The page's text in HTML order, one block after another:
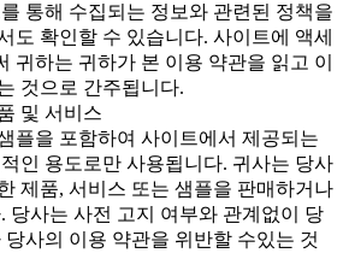
통해 수집되는 정보와 관련된 정책을
도 확인할 수 있습니다. 사이트에 액세
귀하는 귀하가 본 이용 약관을 읽고 이
것으로 간주됩니다.
및 서비스
플을 포함하여 사이트에서 제공되는
인 용도로만 사용됩니다. 귀사는 당사
제품, 서비스 또는 샘플을 판매하거나
당사는 사전 고지 여부와 관계없이 당
사의 이용 약관을 위반할 수있는 것